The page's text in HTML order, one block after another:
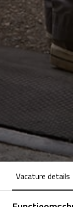
Vacature details